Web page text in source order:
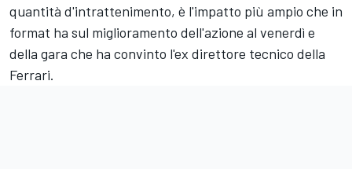
quantità d'intrattenimento, è l'impatto più ampio che in
format ha sul miglioramento dell'azione al venerdì e
della gara che ha convinto l'ex direttore tecnico della
Ferrari.